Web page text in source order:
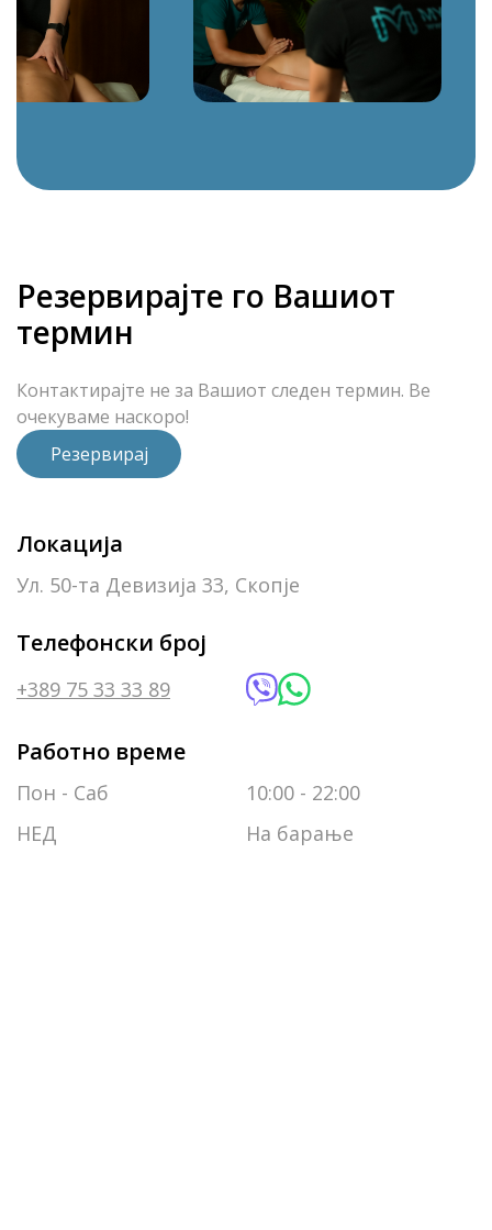
Резервирајте го Вашиот
термин
Контактирајте не за Вашиот следен термин. Ве
очекуваме наскоро!
Резервирај
Локација
Ул. 50-та Девизија 33, Скопје
Телефонски број
+389 75 33 33 89
Работно време
Пон - Саб
10:00 - 22:00
НЕД
На барање